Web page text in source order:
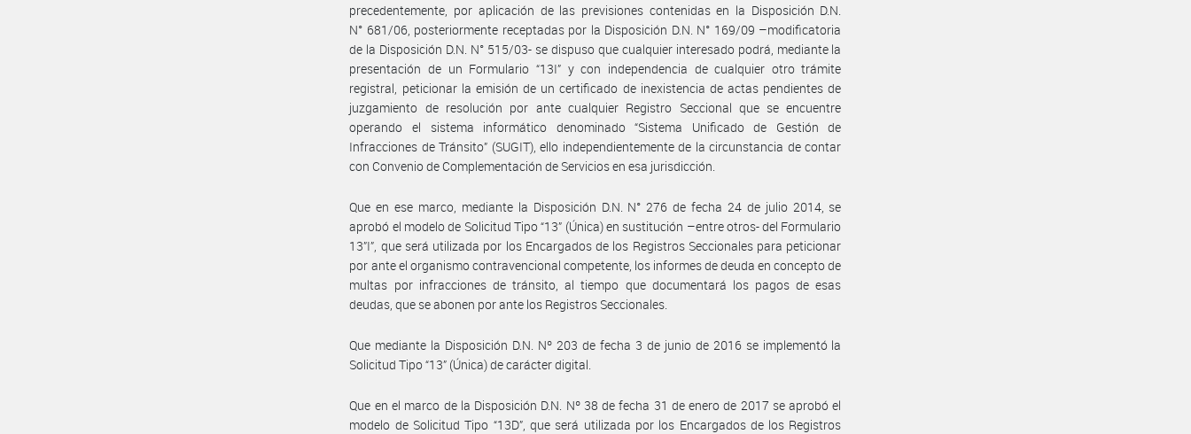
precedentemente, por aplicación de las previsiones contenidas en la Disposición D.N.
N° 681/06, posteriormente receptadas por la Disposición D.N. N° 169/09 –modificatoria
de la Disposición D.N. N° 515/03- se dispuso que cualquier interesado podrá, mediante la
presentación de un Formulario “13I” y con independencia de cualquier otro trámite
registral, peticionar la emisión de un certificado de inexistencia de actas pendientes de
juzgamiento de resolución por ante cualquier Registro Seccional que se encuentre
operando el sistema informático denominado “Sistema Unificado de Gestión de
Infracciones de Tránsito” (SUGIT), ello independientemente de la circunstancia de contar
con Convenio de Complementación de Servicios en esa jurisdicción.
Que en ese marco, mediante la Disposición D.N. N° 276 de fecha 24 de julio 2014, se
aprobó el modelo de Solicitud Tipo “13” (Única) en sustitución –entre otros- del Formulario
13”I”, que será utilizada por los Encargados de los Registros Seccionales para peticionar
por ante el organismo contravencional competente, los informes de deuda en concepto de
multas por infracciones de tránsito, al tiempo que documentará los pagos de esas
deudas, que se abonen por ante los Registros Seccionales.
Que mediante la Disposición D.N. Nº 203 de fecha 3 de junio de 2016 se implementó la
Solicitud Tipo “13” (Única) de carácter digital.
Que en el marco de la Disposición D.N. Nº 38 de fecha 31 de enero de 2017 se aprobó el
modelo de Solicitud Tipo “13D”, que será utilizada por los Encargados de los Registros